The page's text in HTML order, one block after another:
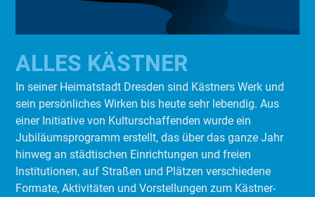
ALLES KÄSTNER
In seiner Heimatstadt Dresden sind Kästners Werk und
sein persönliches Wirken bis heute sehr lebendig. Aus
einer Initiative von Kulturschaffenden wurde ein
Jubiläumsprogramm erstellt, das über das ganze Jahr
hinweg an städtischen Einrichtungen und freien
Institutionen, auf Straßen und Plätzen verschiedene
Formate, Aktivitäten und Vorstellungen zum Kästner-